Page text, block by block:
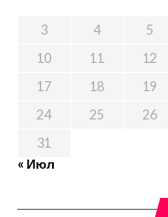
3
4 5
10
11 12
17
18 19
24
25 26
31
« Июл